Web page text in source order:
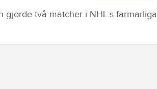
gjorde två matcher i NHL:s farmarliga